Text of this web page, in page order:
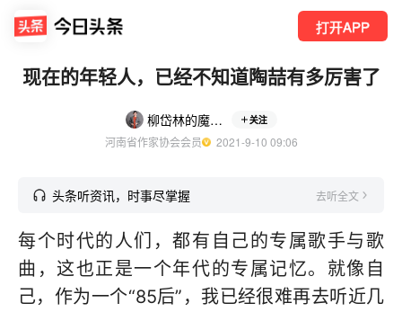
打开APP
现在的年轻人，已经不知道陶喆有多厉害了
柳岱林的魔剧院 关注
河南省作家协会会员
  2021-9-10 09:06
头条听资讯，时事尽掌握 去听全文
每个时代的人们，都有自己的专属歌手与歌
曲，这也正是一个年代的专属记忆。就像自
己，作为一个“85后”，我已经很难再去听近几